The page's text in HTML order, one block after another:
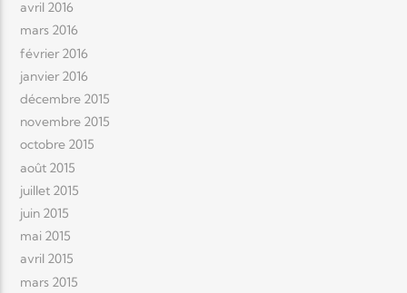
avril 2016
mars 2016
février 2016
janvier 2016
décembre 2015
novembre 2015
octobre 2015
août 2015
juillet 2015
juin 2015
mai 2015
avril 2015
mars 2015